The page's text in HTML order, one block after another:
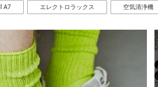
A7 エレクトロラックス 空気清浄機